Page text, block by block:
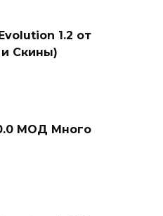
1.2 от
Скины)
МОД Много